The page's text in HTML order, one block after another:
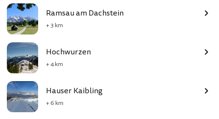
Ramsau am Dachstein
+ 3 km
Hochwurzen
+ 4 km
Hauser Kaibling
+ 6 km